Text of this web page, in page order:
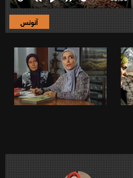
RestartRewind
10s
Play Forward
10s
آنونس